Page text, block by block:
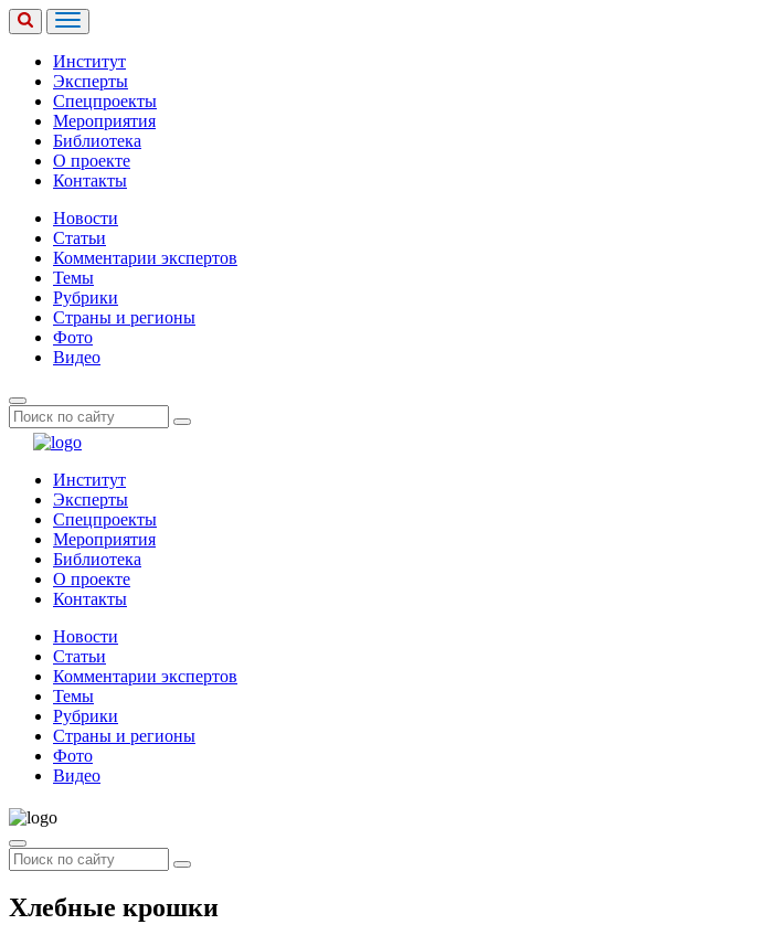
Институт
Эксперты
Спецпроекты
Мероприятия
Библиотека
О проекте
Контакты
Новости
Статьи
Комментарии экспертов
Темы
Рубрики
Страны и регионы
Фото
Видео
Институт
Эксперты
Спецпроекты
Мероприятия
Библиотека
О проекте
Контакты
Новости
Статьи
Комментарии экспертов
Темы
Рубрики
Страны и регионы
Фото
Видео
Хлебные крошки